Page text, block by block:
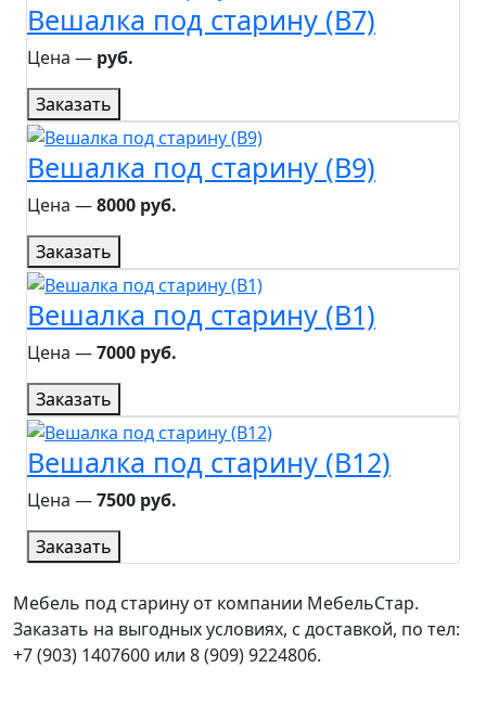
Вешалка под старину (B7)
Цена ― руб.
Заказать
Вешалка под старину (B9)
Цена ―8000 руб.
Заказать
Вешалка под старину (B1)
Цена ―7000 руб.
Заказать
Вешалка под старину (B12)
Цена ―7500 руб.
Заказать
Мебель под старину от компании МебельСтар.
Заказать на выгодных условиях, с доставкой, по тел:
+7 (903) 1407600 или 8 (909) 9224806.